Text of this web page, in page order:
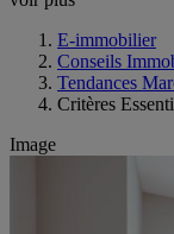
E-immobilier
Conseils
Tendances
Critères
Image